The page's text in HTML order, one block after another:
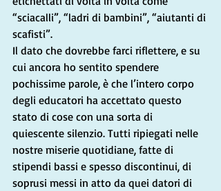
“sciacalli”, “ladri di bambini”, “aiutanti di
scafisti”.
Il dato che dovrebbe farci riflettere, e su
cui ancora ho sentito spendere
pochissime parole, è che l’intero corpo
degli educatori ha accettato questo
stato di cose con una sorta di
quiescente silenzio. Tutti ripiegati nelle
nostre miserie quotidiane, fatte di
stipendi bassi e spesso discontinui, di
soprusi messi in atto da quei datori di